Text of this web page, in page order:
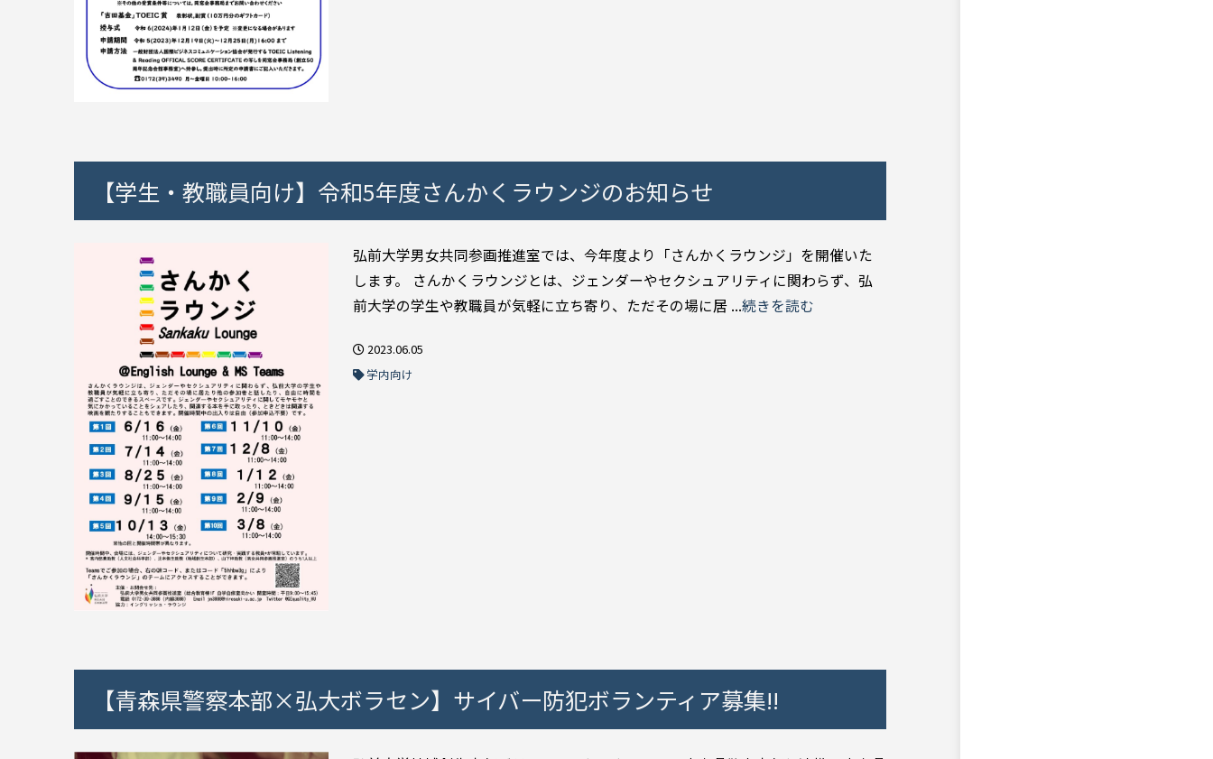
【学生・教職員向け】令和5年度さんかくラウンジのお知らせ
弘前大学男女共同参画推進室では、今年度より「さんかくラウンジ」を開催いた
します。 さんかくラウンジとは、ジェンダーやセクシュアリティに関わらず、弘
前大学の学生や教職員が気軽に立ち寄り、ただその場に居 ...続きを読む
2023.06.05
学内向け
【青森県警察本部×弘大ボラセン】サイバー防犯ボランティア募集!!